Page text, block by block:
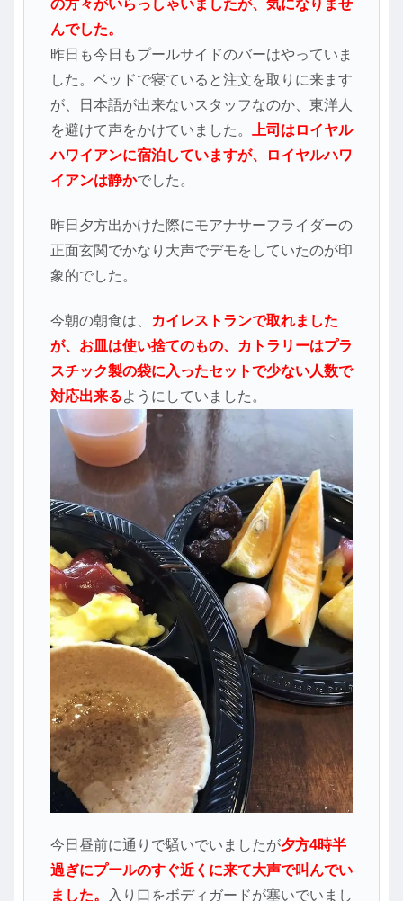
の方々がいらっしゃいましたが、気になりませ
んでした。
昨日も今日もプールサイドのバーはやっていま
した。ベッドで寝ていると注文を取りに来ます
が、日本語が出来ないスタッフなのか、東洋人
を避けて声をかけていました。
上司はロイヤル
ハワイアンに宿泊していますが、ロイヤルハワ
イアンは静かでした。
昨日夕方出かけた際にモアナサーフライダーの
正面玄関でかなり大声でデモをしていたのが印
象的でした。
今朝の朝食は、 カイレストランで取れました
が、お皿は使い捨てのもの、カトラリーはプラ
スチック製の袋に入ったセットで少ない人数で
対応出来るようにしていました。
今日昼前に通りで騒いでいましたが夕方4時半
過ぎにプールのすぐ近くに来て大声で叫んでい
ました。
入り口をボディガードが塞いでいまし